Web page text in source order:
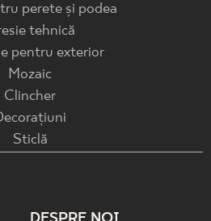
perete și podea
tehnică
pentru exterior
Mozaic
Clincher
Sticlă